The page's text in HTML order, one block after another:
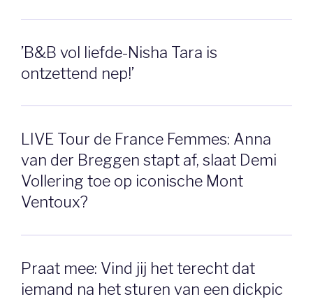
’B&B vol liefde-Nisha Tara is
ontzettend nep!’
LIVE Tour de France Femmes: Anna
van der Breggen stapt af, slaat Demi
Vollering toe op iconische Mont
Ventoux?
Praat mee: Vind jij het terecht dat
iemand na het sturen van een dickpic